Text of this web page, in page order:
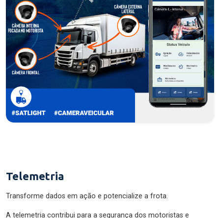
Telemetria
Transforme dados em ação e potencialize a frota.
A telemetria contribui para a segurança dos motoristas e